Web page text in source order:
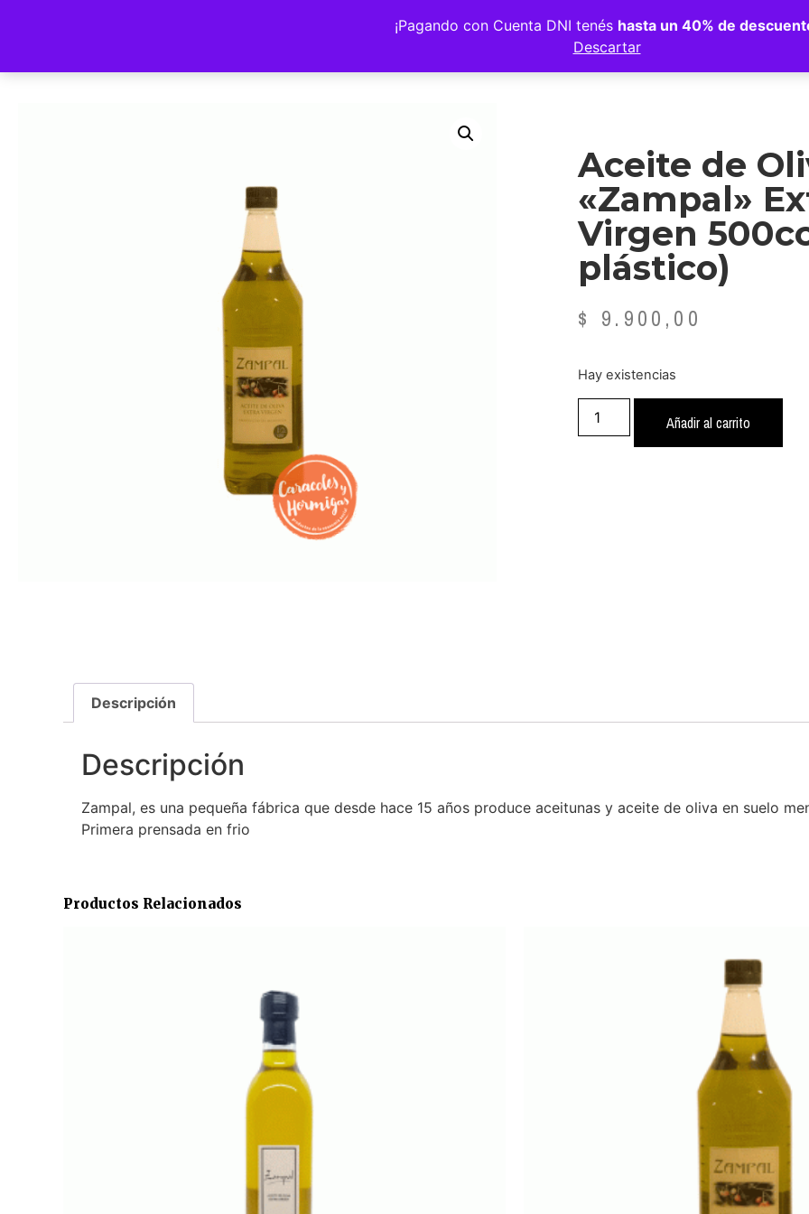
¡Pagando con Cuenta DNI tenés hasta un 40% de
Descartar
Aceite de
«Zampal»
Virgen
plástico)
$ 9.900,00
Hay existencias
Añadir al carrito
Descripción
Descripción
Zampal, es una pequeña fábrica que desde hace 15 años produce aceitunas y aceite de oliva en suelo
Primera prensada en frio
Productos Relacionados